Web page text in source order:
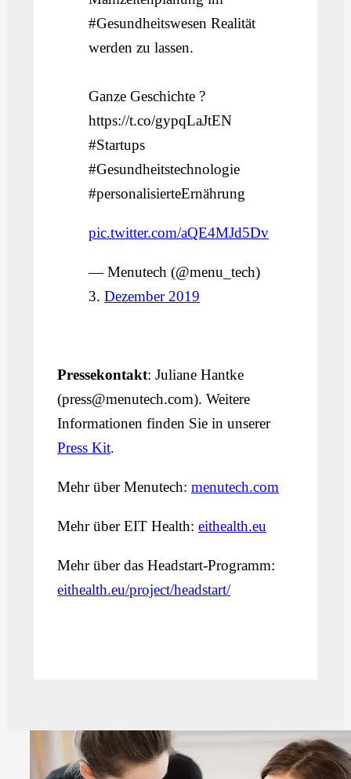
#Gesundheitswesen Realität
werden zu lassen.
Ganze Geschichte ?
https://t.co/gypqLaJtEN
#Startups
#Gesundheitstechnologie
#personalisierteErnährung
pic.twitter.com/aQE4MJd5Dv
— Menutech (@menu_tech)
3.Dezember 2019
Pressekontakt: Juliane Hantke
(press@menutech.com). Weitere
Informationen finden Sie in unserer
Press Kit.
Mehr über Menutech:menutech.com
Mehr über EIT Health:eithealth.eu
Mehr über das Headstart-Programm:
eithealth.eu/project/headstart/